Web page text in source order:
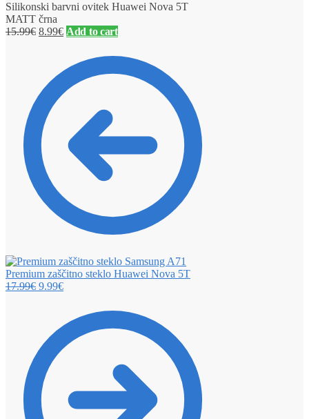
Silikonski barvni ovitek Huawei Nova 5T
MATT črna
15.99€ 8.99€ Add to cart
Premium zaščitno steklo Huawei Nova 5T
17.99€ 9.99€